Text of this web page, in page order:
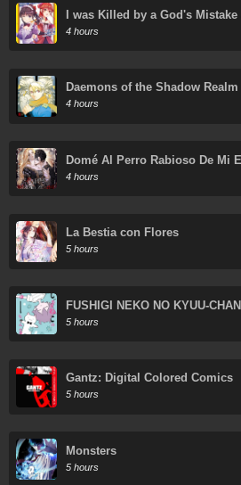
I was Killed by a God's Mistake
Extremely Overpowered
World
4 hours
Daemons of the Shadow Realm
4 hours
Domé Al Perro Rabioso De Mi
4 hours
La Bestia con Flores
5 hours
FUSHIGI NEKO NO KYUU-CHAN
5 hours
Gantz: Digital Colored Comics
5 hours
Monsters
5 hours